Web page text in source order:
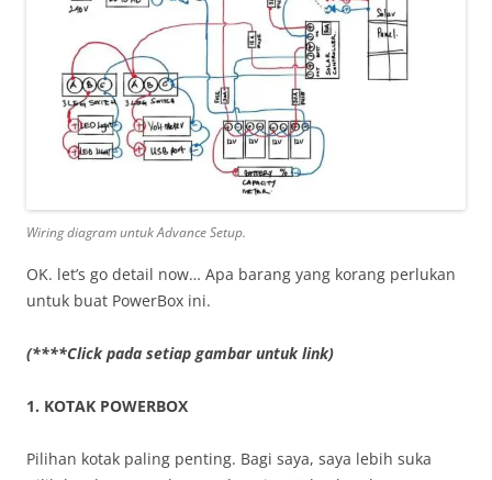
Wiring diagram untuk Advance Setup.
OK. let’s go detail now… Apa barang yang korang perlukan
untuk buat PowerBox ini.
(****Click pada setiap gambar untuk link)
1. KOTAK POWERBOX
Pilihan kotak paling penting. Bagi saya, saya lebih suka